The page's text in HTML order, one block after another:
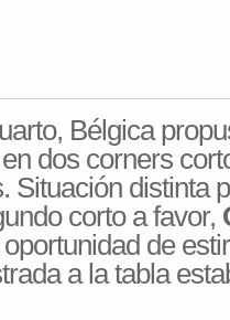
Bélgica
dos corners
Situación distinta
corto a favor,
de
a la tabla